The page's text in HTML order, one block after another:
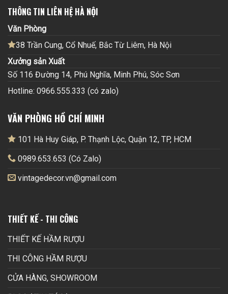
THÔNG TIN LIÊN HỆ HÀ NỘI
Văn Phòng
38 Trần Cung, Cổ Nhuế, Bắc Từ Liêm, Hà Nội
Xưởng sản Xuất
Số 116 Đường 14, Phú Nghĩa, Minh Phú, Sóc Sơn
Hotline: 0966.555.333 (có zalo)
VĂN PHÒNG HỒ CHÍ MINH
101 Hà Huy Giáp, P. Thạnh Lộc, Quận 12, TP, HCM
0989.653.653 (Có Zalo)
vintagedecor.vn@gmail.com
THIẾT KẾ - THI CÔNG
THIẾT KẾ HẦM RƯỢU
THI CÔNG HẦM RƯỢU
CỬA HÀNG, SHOWROOM